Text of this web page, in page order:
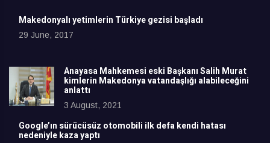
Makedonyalı yetimlerin Türkiye gezisi başladı
29 June, 2017
Anayasa Mahkemesi eski Başkanı Salih Murat
kimlerin Makedonya vatandaşlığı alabileceğini
anlattı
3 August, 2021
Google’ın sürücüsüz otomobili ilk defa kendi hatası
nedeniyle kaza yaptı